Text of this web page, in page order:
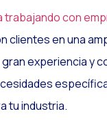
con
clientes en una
gran experiencia y
tu industria.